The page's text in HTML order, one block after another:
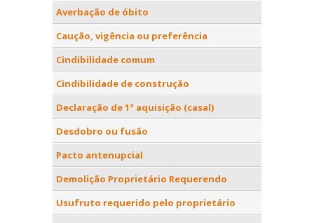
Averbação de óbito
Caução, vigência ou preferência
Cindibilidade comum
Cindibilidade de construção
Declaração de 1ª aquisição (casal)
Desdobro ou fusão
Pacto antenupcial
Demolição Proprietário Requerendo
Usufruto requerido pelo proprietário